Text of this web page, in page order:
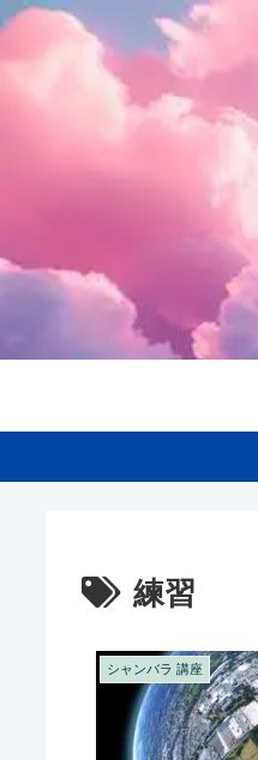
練習
シャンバラ 講座